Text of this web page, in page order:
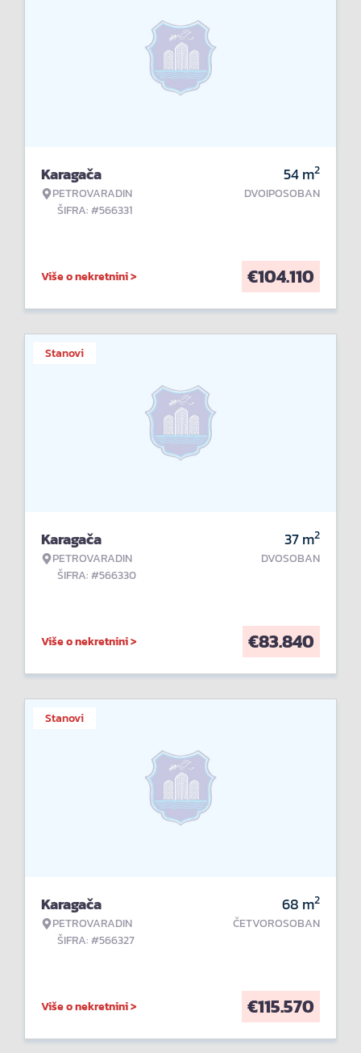
Karagača
PETROVARADIN
ŠIFRA: #566331
54m2
DVOIPOSOBAN
Više o nekretnini > €104.110
Stanovi
Karagača
PETROVARADIN
ŠIFRA: #566330
37m2
DVOSOBAN
Više o nekretnini > €83.840
Stanovi
Karagača
PETROVARADIN
ŠIFRA: #566327
68 m2
ČETVOROSOBAN
Više o nekretnini > €115.570